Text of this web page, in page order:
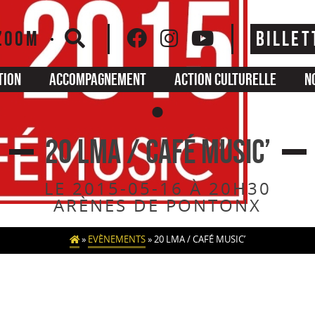
Accompagnement Action culturelle
20 LMA / CAFÉ MUSIC’
LE 2015-05-16 À 20H30
ARÈNES DE PONTONX
» EVÈNEMENTS»20 LMA / CAFÉ MUSIC’